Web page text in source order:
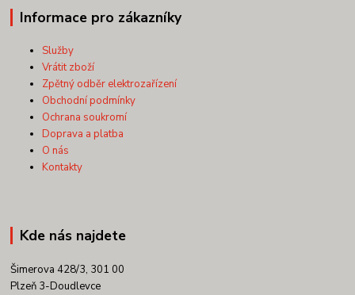
Informace pro zákazníky
Služby
Vrátit zboží
Zpětný odběr elektrozařízení
Obchodní podmínky
Ochrana soukromí
Doprava a platba
O nás
Kontakty
Kde nás najdete
Šimerova 428/3, 301 00
Plzeň 3-Doudlevce